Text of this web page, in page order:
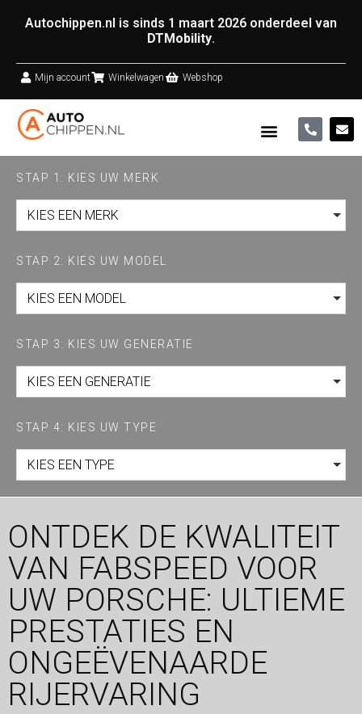
Autochippen.nl is sinds 1 maart 2026 onderdeel van
DTMobility.
Mijn account Winkelwagen Webshop
STAP 1: KIES UW MERK
KIES EEN MERK
STAP 2: KIES UW MODEL
KIES EEN MODEL
STAP 3: KIES UW GENERATIE
KIES EEN GENERATIE
STAP 4: KIES UW TYPE
KIES EEN TYPE
ONTDEK DE KWALITEIT
VAN FABSPEED VOOR
UW PORSCHE: ULTIEME
PRESTATIES EN
ONGEËVENAARDE
RIJERVARING